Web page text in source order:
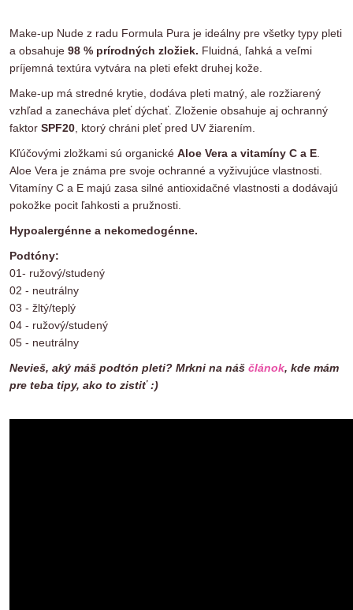
Make-up Nude z radu Formula Pura je ideálny pre všetky typy pleti
a obsahuje 98 % prírodných zložiek. Fluidná, ľahká a veľmi
príjemná textúra vytvára na pleti efekt druhej kože.
Make-up má stredné krytie, dodáva pleti matný, ale rozžiarený
vzhľad a zanecháva pleť dýchať. Zloženie obsahuje aj ochranný
faktor SPF20 , ktorý chráni pleť pred UV žiarením.
Kľúčovými zložkami sú organické Aloe Vera a vitamíny C a E
Aloe Vera je známa pre svoje ochranné a vyživujúce vlastnosti.
Vitamíny C a E majú zasa silné antioxidačné vlastnosti a dodávajú
pokožke pocit ľahkosti a pružnosti.
Hypoalergénne a nekomedogénne.
Podtóny:
01- ružový/studený
02 - neutrálny
03 - žltý/teplý
04 - ružový/studený
05 - neutrálny
Nevieš, aký máš podtón pleti? Mrkni na náš článok, kde mám
pre teba tipy, ako to zistiť :)